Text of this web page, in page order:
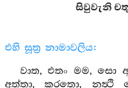
සිවුවැනි
එහි සූත්‍ර නාමාවලිය:
වාත, එතං මම, සො
අත්තා, කරතො, නත්‍ථි